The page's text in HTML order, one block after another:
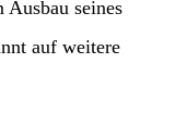
Ausbau seines
auf weitere